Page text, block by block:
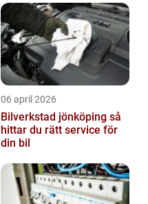
06 april 2026
Bilverkstad jönköping så
hittar du rätt service för
din bil